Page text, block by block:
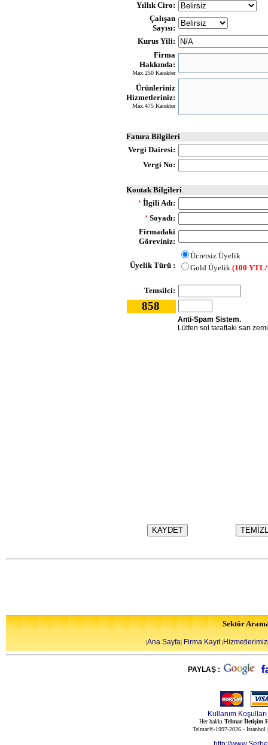
Yıllık Ciro:
Çalışan
Sayısı:
Kurus Yili:
Firma
Hakkında:
Max.250 Karakter
Ürünleriniz
Hizmetleriniz:
Max.475 Karakter
Fatura Bilgileri
Vergi Dairesi:
Vergi No:
Kontak Bilgileri
* İlgili Adı:
* Soyadı:
Firmadaki
Göreviniz:
Üyelik Türü :
Ücretsiz Üyelik
Gold Üyelik(100
Temsilci:
858
Anti-Spam Sistem.
Lütfen sol taraftaki sarı
Sektör
|Ana Sayfa| Firma Kayıt|Hizmetlerimiz|
PAYLAŞ :
Kullanım Koşulları
Her hakkı Telmar İletişim
Telmar©-1997-2026 -